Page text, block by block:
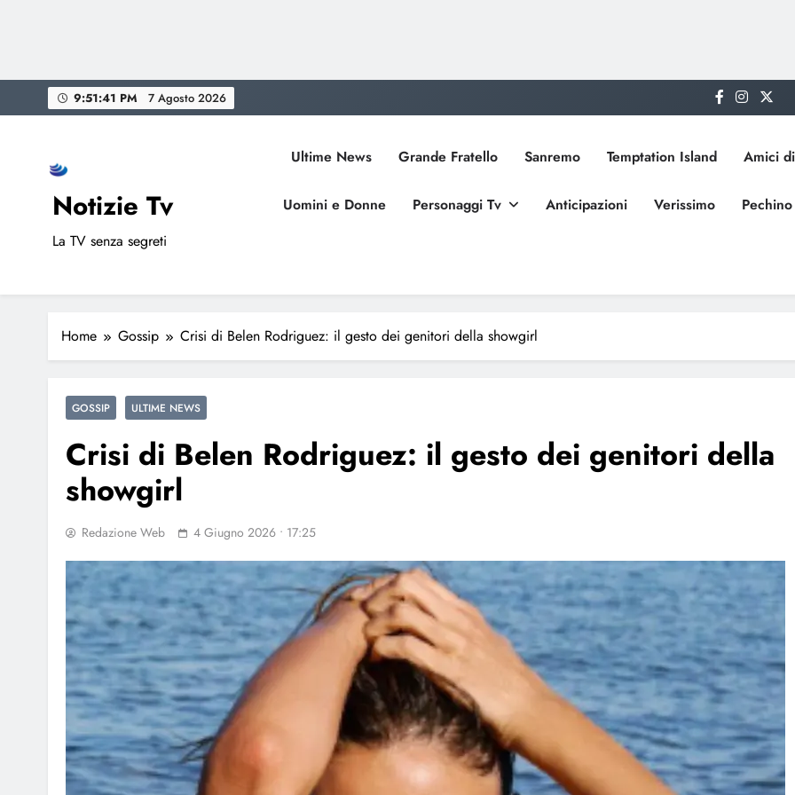
to
9:51:42 PM 7 Agosto 2026
Notizie Tv
La TV senza segreti
Ultime News Grande Fratello Sanremo Temptation Island Amici
Uomini e Donne Personaggi Tv Anticipazioni Verissimo
Home Gossip Crisi di Belen Rodriguez: il gesto dei genitori della showgirl
GOSSIP ULTIME NEWS
Crisi di Belen Rodriguez: il gesto dei genitori della
showgirl
Redazione Web 4 Giugno 2026 • 17:25